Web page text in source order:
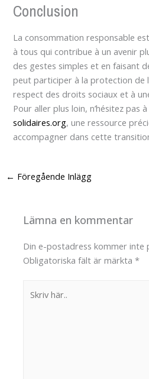
Conclusion
La consommation responsable
à tous qui contribue à un avenir
des gestes simples et en faisant
peut participer à la protection de
respect des droits sociaux et à
Pour aller plus loin, n’hésitez pas
solidaires.org, une ressource
accompagner dans cette
← Föregående Inlägg
Lämna en kommentar
Din e-postadress kommer inte
Obligatoriska fält är märkta*
här..